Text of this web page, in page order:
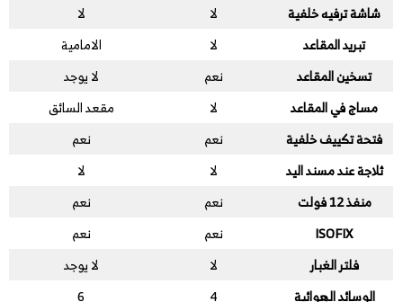
شاشة ترفيه خلفية
لا
لا
تبريد المقاعد
لا
الامامية
تسخين المقاعد
نعم
لا يوجد
مساج في المقاعد
لا
مقعد السائق
فتحة تكييف خلفية
نعم
نعم
ثلاجة عند مسند اليد
لا
لا
منفذ 12 فولت
نعم
نعم
ISOFIX
نعم
نعم
فلتر الغبار
لا
لا يوجد
الوسائد الهوائية
4
6